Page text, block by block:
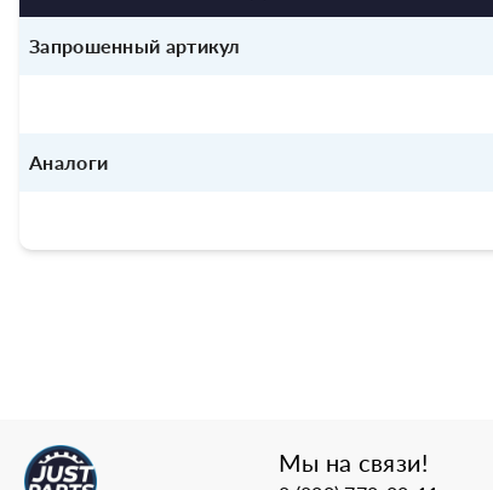
Запрошенный артикул
Аналоги
Мы на связи!